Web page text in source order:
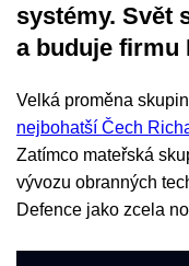
systémy. Svět
a buduje firmu
Velká proměna
nejbohatší Čech
Zatímco mateřská
vývozu obranných
Defence jako zcela